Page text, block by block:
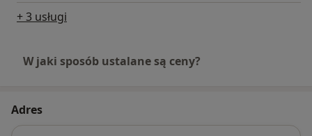
+ 3 usługi
W jaki sposób ustalane są ceny?
Adres